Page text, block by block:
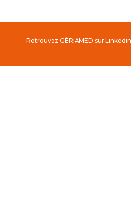
Retrouvez GÉRIAMED sur Linkedin